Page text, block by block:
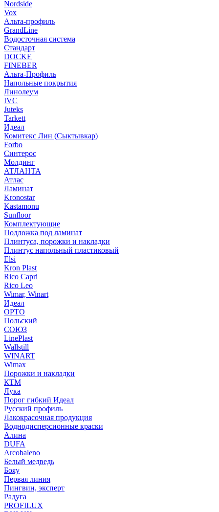
Nordside
Vox
Альта-профиль
GrandLine
Водосточная система
Стандарт
DOCKE
FINEBER
Альта-Профиль
Напольные покрытия
Линолеум
IVC
Juteks
Tarkett
Идеал
Комитекс Лин (Сыктывкар)
Forbo
Синтерос
Молдинг
АТЛАНТА
Атлас
Ламинат
Kronostar
Kastamonu
Sunfloor
Комплектующие
Подложка под ламинат
Плинтуса, порожки и накладки
Плинтус напольный пластиковый
Elsi
Kron Plast
Rico Capri
Rico Leo
Wimar, Winart
Идеал
ОРТО
Польский
СОЮЗ
LinePlast
Wallstill
WINART
Wimax
Порожки и накладки
КТМ
Лука
Порог гибкий Идеал
Русский профиль
Лакокрасочная продукция
Воднодисперсионные краски
Алина
DUFA
Arcobaleno
Белый медведь
Бояу
Первая линия
Пингвин, эксперт
Радуга
PROFILUX